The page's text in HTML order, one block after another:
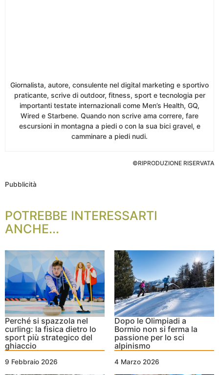
Giornalista, autore, consulente nel digital marketing e sportivo
praticante, scrive di outdoor, fitness, sport e tecnologia per
importanti testate internazionali come Men’s Health, GQ,
Wired e Starbene. Quando non scrive ama correre, fare
escursioni in montagna a piedi o con la sua bici gravel, e
camminare a piedi nudi.
©RIPRODUZIONE RISERVATA
Pubblicità
POTREBBE INTERESSARTI
ANCHE...
Perché si spazzola nel
curling: la fisica dietro lo
sport più strategico del
ghiaccio
9 Febbraio 2026
Dopo le Olimpiadi a
Bormio non si ferma la
passione per lo sci
alpinismo
4 Marzo 2026